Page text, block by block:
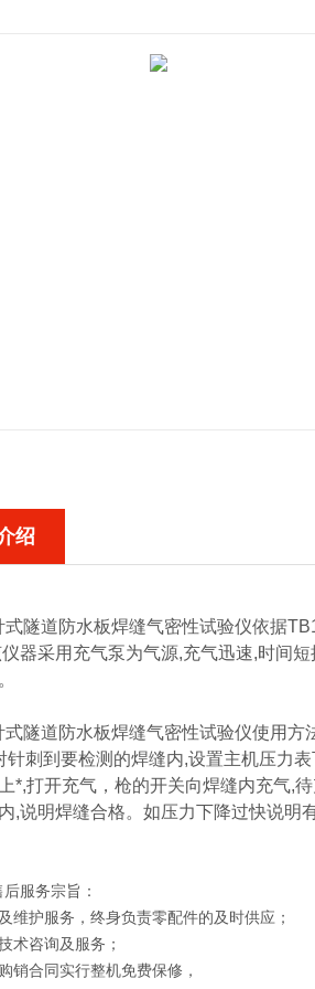
绍
式隧道防水板焊缝气密性试验仪依据
器采用充气泵为气源,充气迅速,时间
式隧道防水板焊缝气密性试验仪使用方
针刺到要检测的焊缝内,设置主机压力
*,打开充气，枪的开关向焊缝内充气,
,说明焊缝合格。如压力下降过快说明
服务宗旨：
维护服务，终身负责零配件的及时供应；
术咨询及服务；
销合同实行整机免费保修，